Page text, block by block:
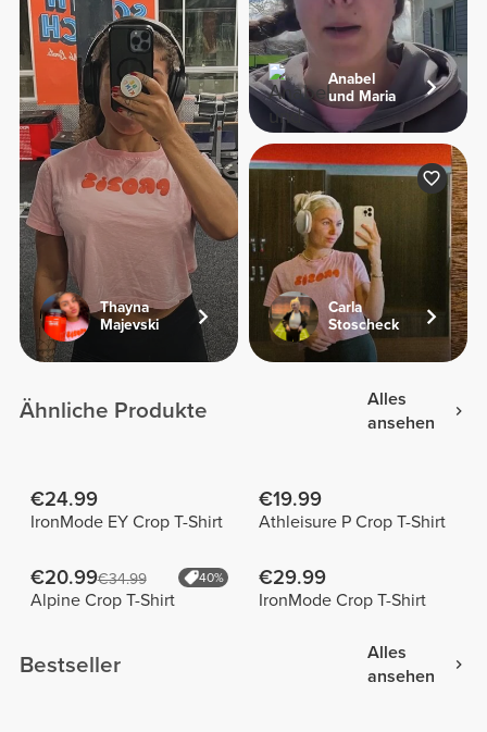
Thayna
Majevski
Anabel
und Maria
Carla
Stoscheck
Ähnliche Produkte
Alles
ansehen
€24.99
IronMode EY Crop T-Shirt
€19.99
Athleisure P Crop T-Shirt
€20.99€34.99 40%
Alpine Crop T-Shirt
€29.99
IronMode Crop T-Shirt
Bestseller
Alles
ansehen